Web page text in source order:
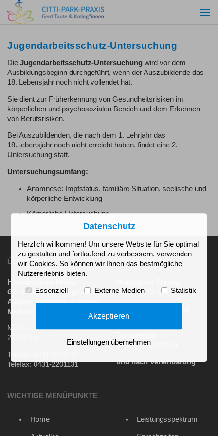
Jugendarbeitsschutz-Untersuchung
Die Jugendarbeitsschutz-Untersuchung wird vor dem
Ausbildungsbeginn durchgeführt, wenn der Auszubildende das
18. Lebensjahr noch nicht vollendet hat.
Sie dient zur Früherkennung von Gesundheitsrisiken im
körperlichen und psychosozialen Bereich und dem Erkennen
von Berufsrisiken.
Bei Auszubildenden, die nach dem 1. Lehrjahr das
18.Lebensjahr noch nicht erreicht haben, findet eine 2.
Untersuchung statt.
Untersuchungsumfang:
Anamnese: Impfstatus, familiäre Situation, seelische und
körperliche Entwicklung
Körperliche Untersuchung
ÜBER UNS
Hausärztliche Praxis
Gerd Taute & Kolleginnen
Allgemeinmedizin & Innere
Medizin
Mühlendamm 1
24113 Kiel
Telefon: 0431-2201130
Telefax: 0431-2201131
SPRECHZEITEN
08:00 bis 12:30 Uhr
14:00 bis 18:00 Uhr
14:00 bis 19:00 Uhr
und nach Vereinbarung
WICHTIGE MENÜPUNKTE
Home Leistungsspektrum
Datenschutz
Herzlich willkommen! Um unsere Website für Sie optimal
zu gestalten und fortlaufend zu verbessern, verwenden
wir Cookies. So können wir Ihnen das bestmögliche
Nutzererlebnis bieten.
Essenziell Externe Medien Statistik
Akzeptieren
Einstellungen übernehmen